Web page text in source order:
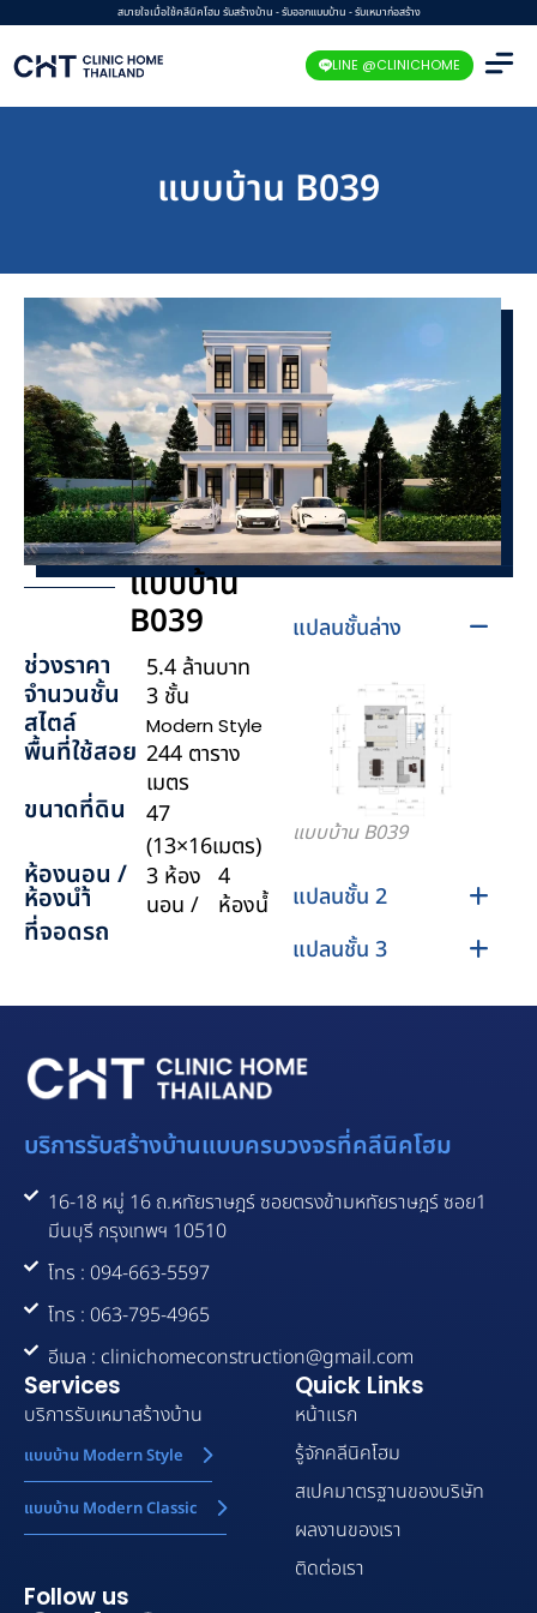
content
สบายใจเมื่อใช้คลีนิคโฮม รับสร้างบ้าน - รับออกแบบบ้าน - รับเหมาก่อสร้าง
LINE @CLINICHOME
แบบบ้าน B039
แบบบ้าน
B039
ช่วงราคา 5.4 ล้านบาท
จำนวนชั้น 3 ชั้น
สไตล์ Modern Style
พื้นที่ใช้สอย 244 ตาราง
เมตร
ขนาดที่ดิน
47
(13×16เมตร)
ห้องนอน /
ห้องนำ้
3 ห้อง
นอน /
4
ห้องน้ำ
ที่จอดรถ
แปลนชั้นล่าง
แบบบ้าน B039
แปลนชั้น 2
แปลนชั้น 3
บริการรับสร้างบ้านแบบครบวงจรที่คลีนิคโฮม
16-18 หมู่ 16 ถ.หทัยราษฎร์ ซอยตรงข้ามหทัยราษฎร์ ซอย1
มีนบุรี กรุงเทพฯ 10510
โทร : 094-663-5597
โทร : 063-795-4965
อีเมล : clinichomeconstruction@gmail.com
Services
บริการรับเหมาสร้างบ้าน
แบบบ้าน Modern Style
แบบบ้าน Modern Classic
Quick Links
หน้าแรก
รู้จักคลีนิคโฮม
สเปคมาตรฐานของบริษัท
ผลงานของเรา
ติดต่อเรา
Follow us